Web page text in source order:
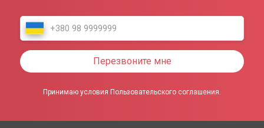
Перезвоните мне
Принимаю условия Пользовательского соглашения.